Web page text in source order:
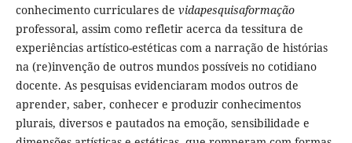
conhecimento curriculares de vidapesquisaformação
professoral, assim como refletir acerca da tessitura de
experiências artístico-estéticas com a narração de histórias
na (re)invenção de outros mundos possíveis no cotidiano
docente. As pesquisas evidenciaram modos outros de
aprender, saber, conhecer e produzir conhecimentos
plurais, diversos e pautados na emoção, sensibilidade e